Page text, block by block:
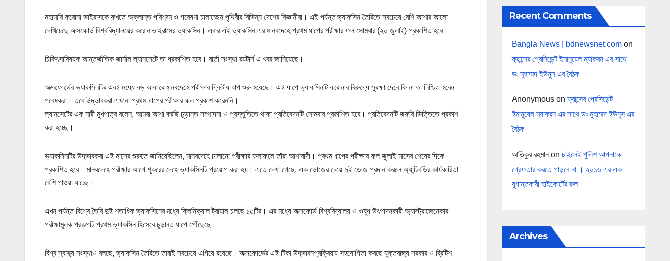
মহামারি করোনা ভাইরাসকে রুখতে অক্লান্ত পরিশ্রম ও গবেষণা চালাচ্ছেন পৃথিবীর বিভিন্ন দেশের বিজ্ঞানীরা। এই পর্যন্ত ভ্যাকসিন তৈরিতে সবচেয়ে বেশি আশার আলো
দেখিয়েছে অক্সফোর্ড বিশ্ববিদ্যালয়ের করোনাভাইরাসের ভ্যাকসিন। এবার এই ভ্যাকসিন এর মানবদেহে প্রথম ধাপের পরীক্ষার ফল সোমবার (২০ জুলাই) প্রকাশিত হবে।
চিকিৎসাবিষয়ক আন্তর্জাতিক জার্নাল ল্যানসেটে তা প্রকাশিত হবে। বার্তা সংস্থা রয়টার্স এ খবর জানিয়েছে।
অক্সফোর্ডের ভ্যাকসিনটির এরই মধ্যে বড় আকারে মানবদেহে পরীক্ষার দ্বিতীয় ধাপ শুরু হয়েছে। এই ধাপে ভ্যাকসিনটি করোনার বিরুদ্ধে সুরক্ষা দেবে কি না তা নিশ্চিত হবেন
গবেষকরা। তবে উদ্ভাবকরা এখনো প্রথম ধাপের পরীক্ষার ফল প্রকাশ করেননি।
ল্যানসেটের এক নারী মুখপাত্র বলেন, আমরা আশা করছি চূড়ান্ত সম্পাদনা ও প্রস্তুতিতে থাকা প্রতিবেদনটি সোমবার প্রকাশিত হবে। প্রতিবেদনটি জরুরি ভিত্তিতে প্রকাশ
করা হচ্ছে।
ভ্যাকসিনটির উদ্ভাবকরা এই মাসের শুরুতে জানিয়েছিলেন, মানবদেহে চালানো পরীক্ষার ফলাফলে তাঁরা আশাবাদী। প্রথম ধাপের পরীক্ষার ফল জুলাই মাসের শেষের দিকে
প্রকাশিত হবে। মানবদেহে পরীক্ষার আগে শূকরের দেহে ভ্যাকসিনটি প্রয়োগ করা হয়। এতে দেখা গেছে, এক ডোজের চেয়ে দুই ডোজ প্রদান করলে অ্যান্টিবডির কার্যকারিতা
বেশি পাওয়া যাচ্ছে।
এখন পর্যন্ত বিশ্বে তৈরি দুই শতাধিক ভ্যাকসিনের মধ্যে ক্লিনিক্যাল ট্রায়াল চলছে ১৫টির। এর মধ্যে অক্সফোর্ড বিশ্ববিদ্যালয় ও ওষুধ উৎপাদনকারী অ্যাস্ট্রাজেনেকার
পরীক্ষামূলক প্রকল্পটি প্রথম ভ্যাকসিন হিসেবে চূড়ান্ত ধাপে পৌঁছেছে।
বিশ্ব স্বাস্থ্য সংস্থাও বলছে, ভ্যাকসিন তৈরিতে তারাই সবচেয়ে এগিয়ে রয়েছে। অক্সফোর্ডের এই টিকা উদ্ভাবনপ্রক্রিয়ায় সহযোগিতা করছে যুক্তরাজ্য সরকার ও ব্রিটিশ
Recent Comments
Bangla News | bdnewsnet.comon
ফ্রান্সের প্রেসিডেন্ট ইমানুয়েল ম্যাকরন এর সাথে
ডঃ মুহাম্মদ ইউনুস এর বৈঠক
Anonymousonফ্রান্সের প্রেসিডেন্ট
ইমানুয়েল ম্যাকরন এর সাথে ডঃ মুহাম্মদ ইউনুস এর
বৈঠক
আতিকুর রহমানon চাইলেই পুলিশ আপনাকে
গ্রেফতার করতে পাড়বে না । ২০১৬ এর এক
যুগান্তকারী হাইকোর্টের রুল
Archives